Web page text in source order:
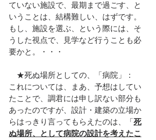
ていない施設で、最期まで過ごす、と
いうことは、結構難しい、はずです。
もし、施設を選ぶ、という際には、そ
うした視点で、見学など行うことも必
要かと。・・・
★死ぬ場所としての、「病院」：
これについては、まあ、予想はしてい
たことで、調君には申し訳ない部分も
あったのですが、設計・建築の立場か
らはっきり言ってもらえたのは、「 死
ぬ場所、として病院の設計を考えたこ